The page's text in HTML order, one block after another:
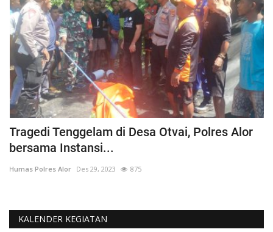
Tragedi Tenggelam di Desa Otvai, Polres Alor
bersama Instansi...
Humas Polres Alor Des 29, 2023 875
KALENDER KEGIATAN